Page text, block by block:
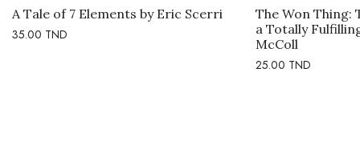
A Tale of 7 Elements by Eric Scerri
35.00 TND
The Won Thing:
a Totally
McColl
25.00 TND